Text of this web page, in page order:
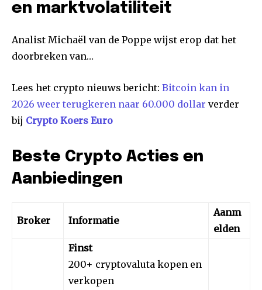
en marktvolatiliteit
Analist Michaël van de Poppe wijst erop dat het
doorbreken van…
Lees het crypto nieuws bericht: Bitcoin kan in
2026 weer terugkeren naar 60.000 dollar verder
bij Crypto Koers Euro
Beste Crypto Acties en
Aanbiedingen
Broker Informatie
Aanm
elden
Finst
200+ cryptovaluta kopen en
verkopen